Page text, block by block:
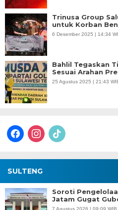
Trinusa Group
untuk Korban
6 Desember 2025 | 14:34
Bahlil Tegaskan
Sesuai Arahan
25 Agustus 2025 | 21:43
facebookinstagram
tiktok
SULTENG
Soroti
Jatam Gugat
7 Agustus 2026 | 09:09 WIB